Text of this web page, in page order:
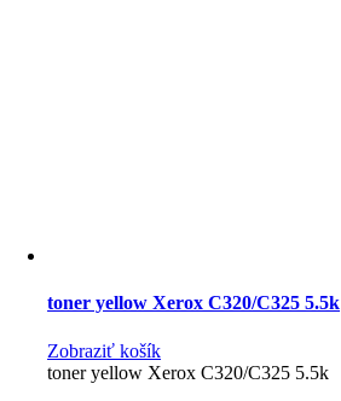
toner yellow Xerox C320/C325 5.5k
Zobraziť košík
toner yellow Xerox C320/C325 5.5k